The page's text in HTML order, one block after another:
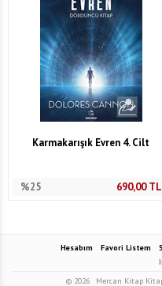
Karmakarışık Evren 4. Cilt
%25 690,00TL
Hesabım Favori Listem
© 2026
Mercan Kitap